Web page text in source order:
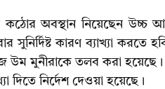
কঠোর অবস্থান নিয়েছেন
কারণ ব্যাখ্যা করতে
উম মুনীরাকে তলব করা
দিতে নির্দেশ দেওয়া হয়েছে।